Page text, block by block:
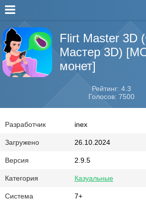
Flirt Master 3D
Мастер 3D)
монет]
Рейтинг: 4.3
Голосов: 7500
Разработчик inex
Загружено 26.10.2024
Версия 2.9.5
Категория Казуальные
Система 7+